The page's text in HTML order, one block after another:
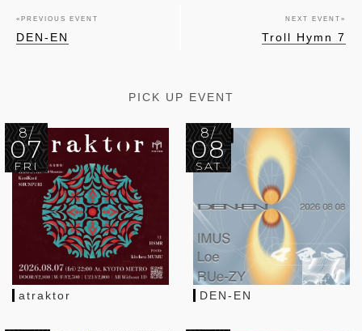
« PREVIOUS EVENT
DEN-EN
NEXT EVENT »
Troll Hymn 7
PICK UP EVENT
8/
07
FRI
atraktor
8/
08
SAT
DEN-EN